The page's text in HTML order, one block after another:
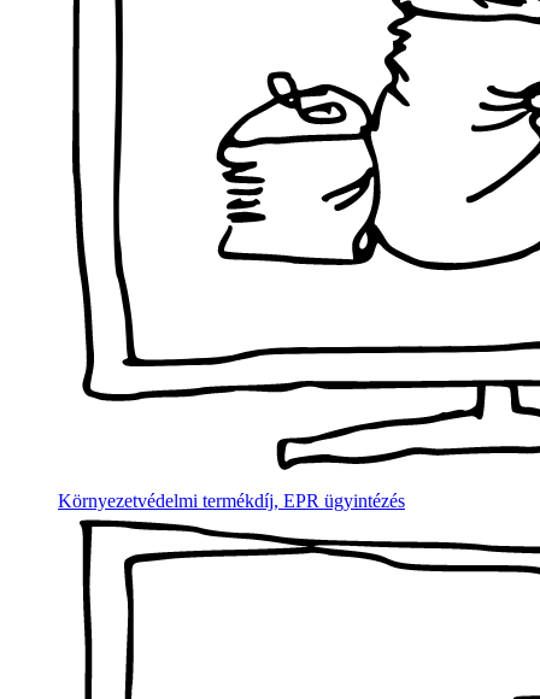
Környezetvédelmi termékdíj, EPR ügyintézés